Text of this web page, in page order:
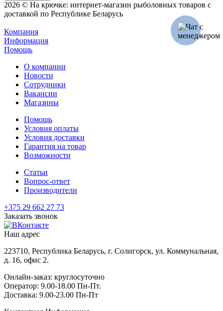
2026 © На крючке: интернет-магазин рыболовных товаров с
доставкой по Республике Беларусь
Компания
Информация
Помощь
О компании
Новости
Сотрудники
Вакансии
Магазины
Помощь
Условия оплаты
Условия доставки
Гарантия на товар
Возможности
Статьи
Вопрос-ответ
Производители
+375 29 662 27 73
Заказать звонок
Наш адрес
223710, Республика Беларусь, г. Солигорск, ул. Коммунальная,
д. 16, офис 2.
Онлайн-заказ: круглосуточно
Оператор: 9.00-18.00 Пн-Пт.
Доставка: 9.00-23.00 Пн-Пт